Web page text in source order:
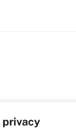
privacy